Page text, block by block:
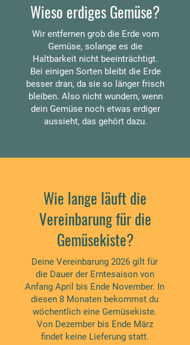
Wieso erdiges Gemüse?
Wir entfernen grob die Erde vom
Gemüse, solange es die
Haltbarkeit nicht beeinträchtigt.
Bei einigen Sorten bleibt die Erde
besser dran, da sie so länger frisch
bleiben. Also nicht wundern, wenn
dein Gemüse noch etwas erdiger
aussieht, das gehört dazu.
Wie lange läuft die
Vereinbarung für die
Gemüsekiste?
Deine Vereinbarung 2026 gilt für
die Dauer der Erntesaison von
Anfang April bis Ende November. In
diesen 8 Monaten bekommst du
wöchentlich eine Gemüsekiste.
Von Dezember bis Ende März
findet keine Lieferung statt.